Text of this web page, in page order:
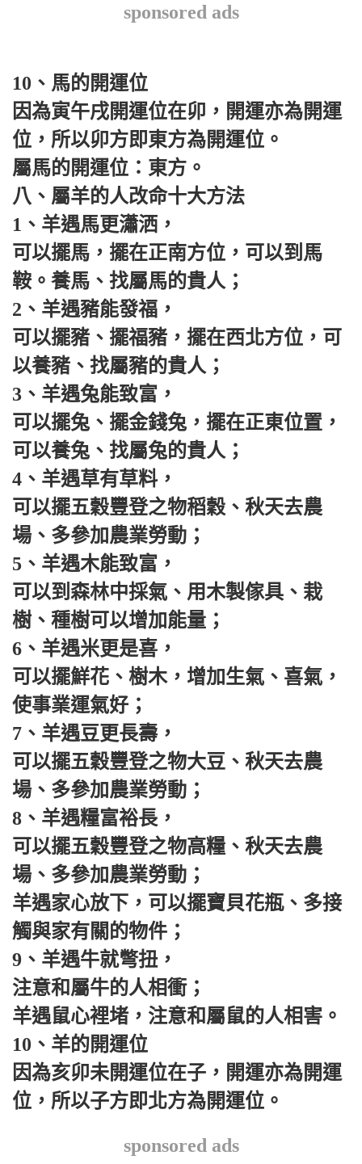
sponsored ads
10、馬的開運位
因為寅午戌開運位在卯，開運亦為開運
位，所以卯方即東方為開運位。
屬馬的開運位：東方。
八、屬羊的人改命十大方法
1、羊遇馬更瀟洒，
可以擺馬，擺在正南方位，可以到馬
鞍。養馬、找屬馬的貴人；
2、羊遇豬能發福，
可以擺豬、擺福豬，擺在西北方位，可
以養豬、找屬豬的貴人；
3、羊遇兔能致富，
可以擺兔、擺金錢兔，擺在正東位置，
可以養兔、找屬兔的貴人；
4、羊遇草有草料，
可以擺五穀豐登之物稻穀、秋天去農
場、多參加農業勞動；
5、羊遇木能致富，
可以到森林中採氣、用木製傢具、栽
樹、種樹可以增加能量；
6、羊遇米更是喜，
可以擺鮮花、樹木，增加生氣、喜氣，
使事業運氣好；
7、羊遇豆更長壽，
可以擺五穀豐登之物大豆、秋天去農
場、多參加農業勞動；
8、羊遇糧富裕長，
可以擺五穀豐登之物高糧、秋天去農
場、多參加農業勞動；
羊遇家心放下，可以擺寶貝花瓶、多接
觸與家有關的物件；
9、羊遇牛就彆扭，
注意和屬牛的人相衝；
羊遇鼠心裡堵，注意和屬鼠的人相害。
10、羊的開運位
因為亥卯未開運位在子，開運亦為開運
位，所以子方即北方為開運位。
sponsored ads